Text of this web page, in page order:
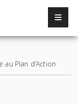
Plan d’Action